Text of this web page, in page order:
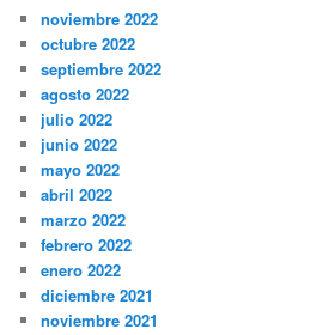
noviembre 2022
octubre 2022
septiembre 2022
agosto 2022
julio 2022
junio 2022
mayo 2022
abril 2022
marzo 2022
febrero 2022
enero 2022
diciembre 2021
noviembre 2021